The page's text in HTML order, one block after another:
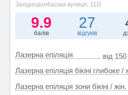
Західнодонбаська вулиця, 11/2
9.9
балів
27
відгуків
Лазерна епіляція
від
Лазерна епіляція бікіні глибоке /
Лазерна епіляція зони бікіні / жін.